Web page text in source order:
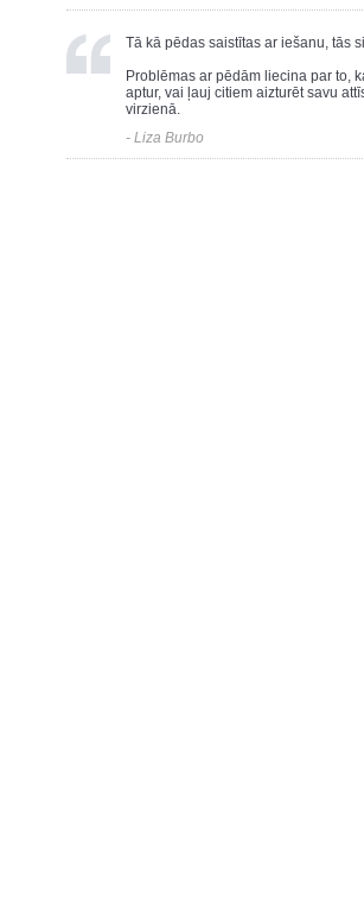
Tā kā pēdas saistītas ar iešanu, tās
Problēmas ar pēdām liecina par to,
aptur, vai ļauj citiem aizturēt savu
virzienā.
- Liza Burbo